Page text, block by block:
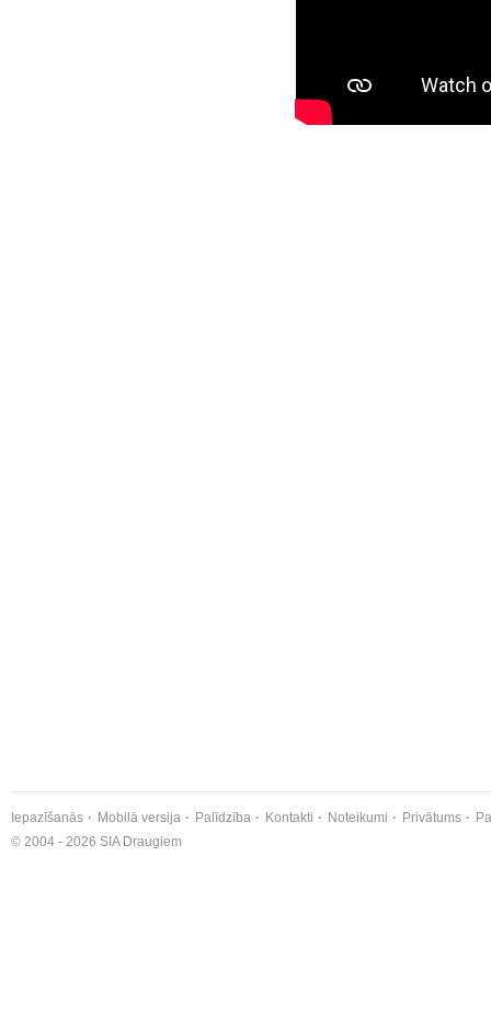
Iepazīšanās Mobilā versija Palīdzība Kontakti Noteikumi Privātums
© 2004 - 2026 SIA Draugiem